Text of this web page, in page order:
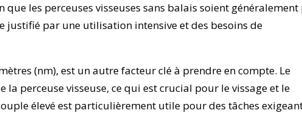
les perceuses visseuses sans balais soient généralement
justifié par une utilisation intensive et des besoins de
(nm), est un autre facteur clé à prendre en compte. Le
perceuse visseuse, ce qui est crucial pour le vissage et le
élevé est particulièrement utile pour des tâches